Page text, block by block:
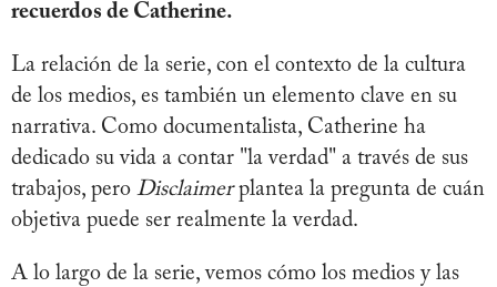
recuerdos de Catherine.
La relación de la serie, con el contexto de la cultura
de los medios, es también un elemento clave en su
narrativa. Como documentalista, Catherine ha
dedicado su vida a contar "la verdad" a través de sus
trabajos, pero Disclaimerplantea la pregunta de cuán
objetiva puede ser realmente la verdad.
A lo largo de la serie, vemos cómo los medios y las